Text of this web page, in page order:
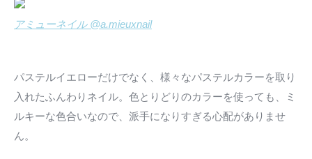
アミューネイル @a.mieuxnail
パステルイエローだけでなく、様々なパステルカラーを取り
入れたふんわりネイル。色とりどりのカラーを使っても、ミ
ルキーな色合いなので、派手になりすぎる心配がありませ
ん。